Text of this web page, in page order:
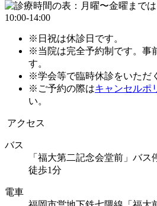
※日祝は休診日です。
※当院は完全予約制です。事
す。
※学会等で臨時休診をいただ
※ご予約の際はキャンセルポ
い。
アクセス
バス
「福大第二記念会堂前」バス
徒歩1分
電車